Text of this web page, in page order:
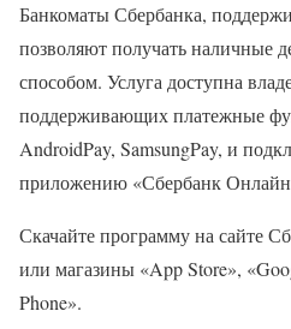
Банкоматы Сбербанка,
позволяют получать наличные
способом. Услуга доступна
поддерживающих платежные
AndroidPay, SamsungPay, и
приложению «Сбербанк
Скачайте программу на сайте
или магазины «App Store»,
Phone».